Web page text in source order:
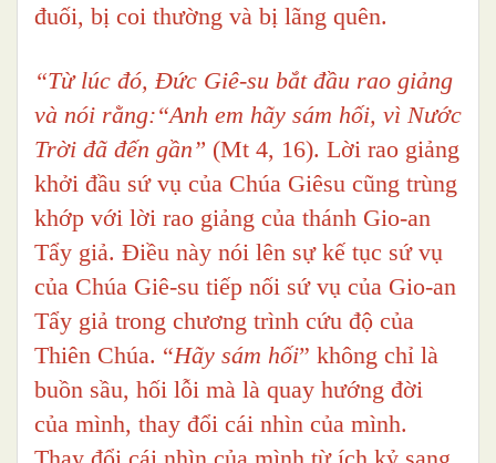
đuối, bị coi thường và bị lãng quên.
“Từ lúc đó, Đức Giê-su bắt đầu rao giảng
và nói rằng:“Anh em hãy sám hối, vì Nước
Trời đã đến gần” (Mt 4, 16). Lời rao giảng
khởi đầu sứ vụ của Chúa Giêsu cũng trùng
khớp với lời rao giảng của thánh Gio-an
Tẩy giả. Điều này nói lên sự kế tục sứ vụ
của Chúa Giê-su tiếp nối sứ vụ của Gio-an
Tẩy giả trong chương trình cứu độ của
Thiên Chúa. “Hãy sám hối” không chỉ là
buồn sầu, hối lỗi mà là quay hướng đời
của mình, thay đổi cái nhìn của mình.